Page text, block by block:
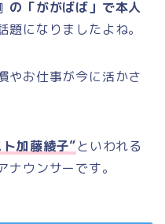
の「ががばば」で本人
題になりましたよね。
やお仕事が今に活かさ
ト加藤綾子”といわれる
ウンサーです。